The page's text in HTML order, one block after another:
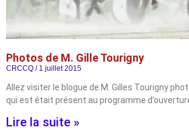
Photos de M. Gille Tourigny
CRCCQ 1 juillet 2015
Allez visiter le blogue de M. Gilles Tourigny
qui est était présent au programme
Lire la suite »